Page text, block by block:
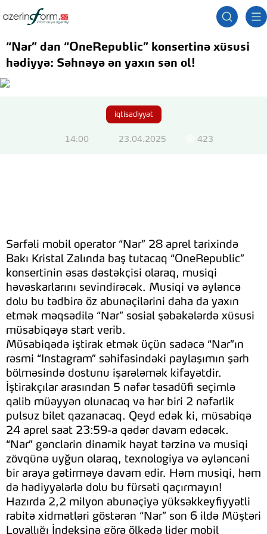
“Nar” dan “OneRepublic” konsertinə xüsusi
hədiyyə: Səhnəyə ən yaxın sən ol!
iqtisadiyyat
14:00 23.04.2025 423
Sərfəli mobil operator “Nar” 28 aprel tarixində
Bakı Kristal Zalında baş tutacaq “OneRepublic”
konsertinin əsas dəstəkçisi olaraq, musiqi
həvəskarlarını sevindirəcək. Musiqi və əyləncə
dolu bu tədbirə öz abunəçilərini daha da yaxın
etmək məqsədilə “Nar” sosial şəbəkələrdə xüsusi
müsabiqəyə start verib.
Müsabiqədə iştirak etmək üçün sadəcə “Nar”ın
rəsmi “Instagram” səhifəsindəki paylaşımın şərh
bölməsində dostunu işarələmək kifayətdir.
İştirakçılar arasından 5 nəfər təsadüfi seçimlə
qalib müəyyən olunacaq və hər biri 2 nəfərlik
pulsuz bilet qazanacaq. Qeyd edək ki, müsabiqə
24 aprel saat 23:59-a qədər davam edəcək.
“Nar” gənclərin dinamik həyat tərzinə və musiqi
zövqünə uyğun olaraq, texnologiya və əyləncəni
bir araya gətirməyə davam edir. Həm musiqi, həm
də hədiyyələrlə dolu bu fürsəti qaçırmayın!
Hazırda 2,2 milyon abunəçiyə yüksəkkeyfiyyətli
rabitə xidmətləri göstərən “Nar” son 6 ildə Müştəri
Loyallığı İndeksinə görə ölkədə lider mobil